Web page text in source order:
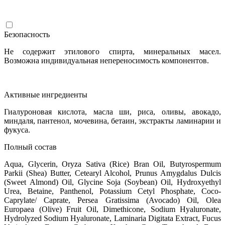
Безопасность
Не содержит этилового спирта, минеральных масел.
Возможна индивидуальная непереносимость компонентов.
Активные ингредиенты
Гиалуроновая кислота, масла ши, риса, оливы, авокадо,
миндаля, пантенол, мочевина, бетаин, экстракты ламинарии и
фукуса.
Полный состав
Aqua, Glycerin, Oryza Sativa (Rice) Bran Oil, Butyrospermum
Parkii (Shea) Butter, Cetearyl Alcohol, Prunus Amygdalus Dulcis
(Sweet Almond) Oil, Glycine Soja (Soybean) Oil, Hydroxyethyl
Urea, Betaine, Panthenol, Potassium Cetyl Phosphate, Coco-
Caprylate/ Caprate, Persea Gratissima (Avocado) Oil, Olea
Europaea (Olive) Fruit Oil, Dimethicone, Sodium Hyaluronate,
Hydrolyzed Sodium Hyaluronate, Laminaria Digitata Extract, Fucus